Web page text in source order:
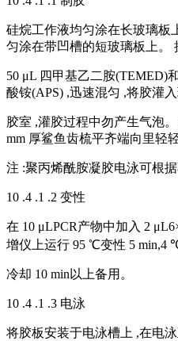
硅烷工作液均匀涂在长玻璃板
匀涂在带凹槽的短玻璃板上。
50 μL 四甲基乙二胺(TEMED)
酸铵(APS) ,迅速混匀 ,将胶灌
胶室 ,灌胶过程中勿产生气泡
mm 厚鲨鱼齿梳平齐端向里轻
注 :聚丙烯酰胺凝胶电泳可根
10 .4 .1 .2 变性
在 10 μLPCR产物中加入 2
增仪上运行 95 ℃变性 5 min,4
冷却 10 min以上备用。
10 .4 .1 .3 电泳
将胶板安装于电泳槽上 ,在电